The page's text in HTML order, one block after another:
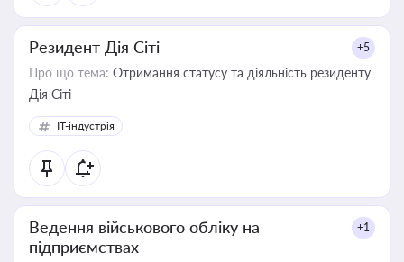
Резидент Дія Сіті +5
Про що тема: Отримання статусу та діяльність резиденту
Дія Сіті
IT-індустрія
Ведення військового обліку на
підприємствах
+1